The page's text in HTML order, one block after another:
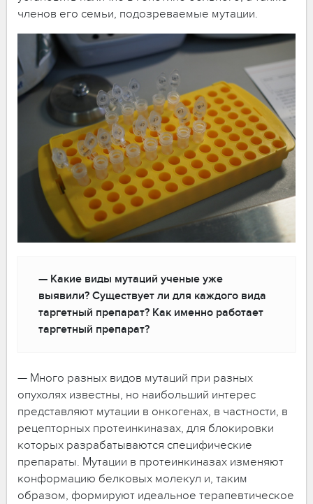
членов его семьи, подозреваемые мутации.
— Какие виды мутаций ученые уже
выявили? Существует ли для каждого вида
таргетный препарат? Как именно работает
таргетный препарат?
— Много разных видов мутаций при разных
опухолях известны, но наибольший интерес
представляют мутации в онкогенах, в частности, в
рецепторных протеинкиназах, для блокировки
которых разрабатываются специфические
препараты. Мутации в протеинкиназах изменяют
конформацию белковых молекул и, таким
образом, формируют идеальное терапевтическое